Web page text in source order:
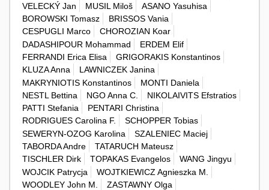
VELECKÝ Jan
MUSIL Miloš
ASANO Yasuhisa
BOROWSKI Tomasz
BRISSOS Vania
CESPUGLI Marco
CHOROZIAN Koar
DADASHIPOUR Mohammad
ERDEM Elif
FERRANDI Erica Elisa
GRIGORAKIS Konstantinos
KLUZA Anna
LAWNICZEK Janina
MAKRYNIOTIS Konstantinos
MONTI Daniela
NESTL Bettina
NGO Anna C.
NIKOLAIVITS Efstratios
PATTI Stefania
PENTARI Christina
RODRIGUES Carolina F.
SCHOPPER Tobias
SEWERYN-OZOG Karolina
SZALENIEC Maciej
TABORDA Andre
TATARUCH Mateusz
TISCHLER Dirk
TOPAKAS Evangelos
WANG Jingyu
WOJCIK Patrycja
WOJTKIEWICZ Agnieszka M.
WOODLEY John M.
ZASTAWNY Olga